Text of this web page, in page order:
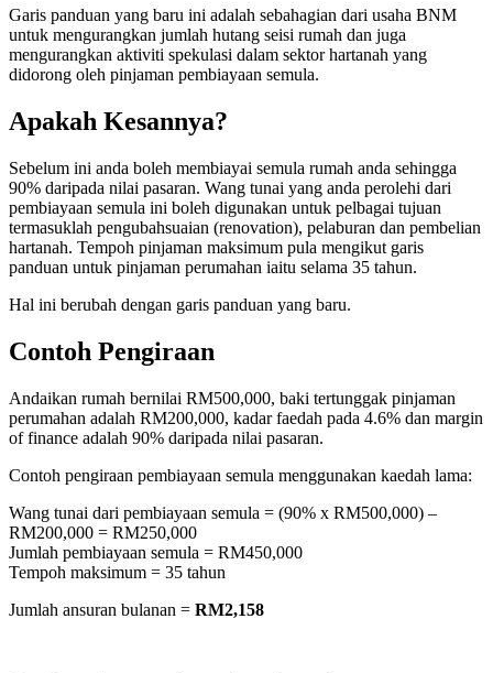
Garis panduan yang baru ini adalah sebahagian dari usaha BNM
untuk mengurangkan jumlah hutang seisi rumah dan juga
mengurangkan aktiviti spekulasi dalam sektor hartanah yang
didorong oleh pinjaman pembiayaan semula.
Apakah Kesannya?
Sebelum ini anda boleh membiayai semula rumah anda sehingga
90% daripada nilai pasaran. Wang tunai yang anda perolehi dari
pembiayaan semula ini boleh digunakan untuk pelbagai tujuan
termasuklah pengubahsuaian (renovation), pelaburan dan pembelian
hartanah. Tempoh pinjaman maksimum pula mengikut garis
panduan untuk pinjaman perumahan iaitu selama 35 tahun.
Hal ini berubah dengan garis panduan yang baru.
Contoh Pengiraan
Andaikan rumah bernilai RM500,000, baki tertunggak pinjaman
perumahan adalah RM200,000, kadar faedah pada 4.6% dan margin
of finance adalah 90% daripada nilai pasaran.
Contoh pengiraan pembiayaan semula menggunakan kaedah lama:
Wang tunai dari pembiayaan semula = (90% x RM500,000) –
RM200,000 = RM250,000
Jumlah pembiayaan semula = RM450,000
Tempoh maksimum = 35 tahun
Jumlah ansuran bulanan = RM2,158